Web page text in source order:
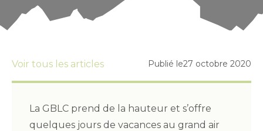
Voir tous les articles Publié le27 octobre 2020
La GBLC prend de la hauteur et s’offre
quelques jours de vacances au grand air